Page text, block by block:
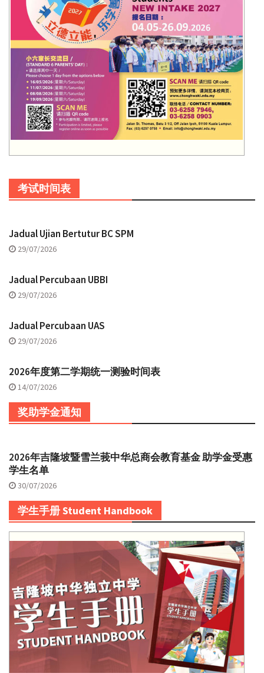
考试时间表
Jadual Ujian Bertutur BC SPM
29/07/2026
Jadual Percubaan UBBI
29/07/2026
Jadual Percubaan UAS
29/07/2026
2026年度第二学期统一测验时间表
14/07/2026
奖助学金通知
2026年吉隆坡暨雪兰莪中华总商会教育基金 助学金受惠
学生名单
30/07/2026
学生手册 Student Handbook